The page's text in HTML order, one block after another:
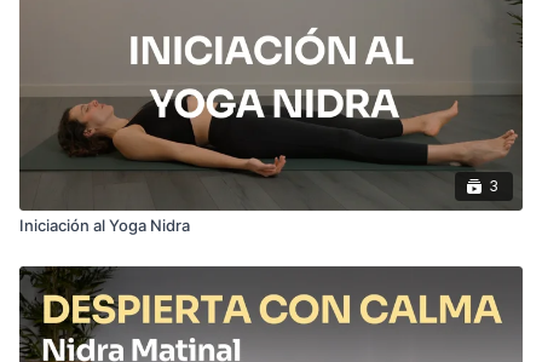
3
Iniciación al Yoga Nidra